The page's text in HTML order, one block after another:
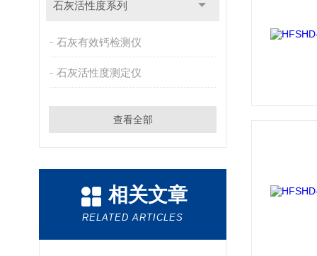
石灰活性度系列
石灰有效钙检测仪
石灰活性度测定仪
查看全部
相关文章
RELATED ARTICLES